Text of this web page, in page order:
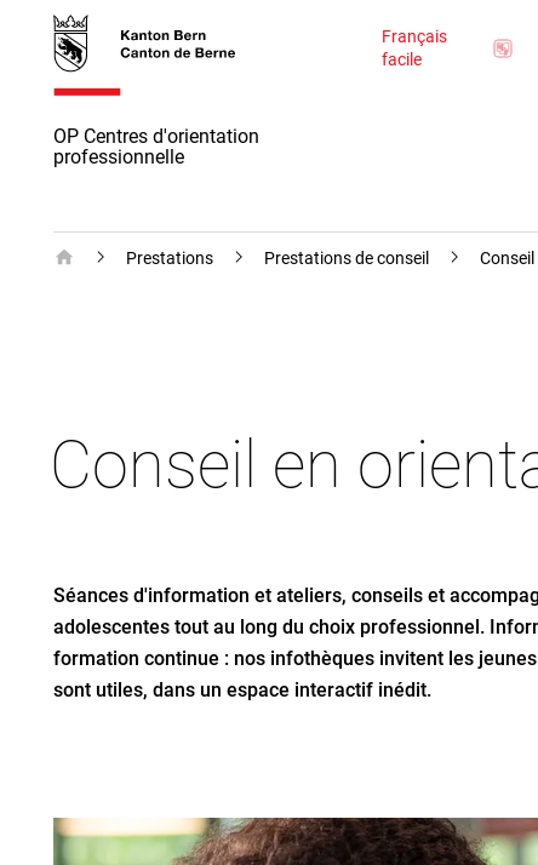
skiplink.toNavigation
skiplink.toStartPage
direct à
OP Centres d'orientation
professionnelle
Français
facile
Page d'accueil
Prestations Prestations de conseil
Conseil en
Séances d'information et ateliers, conseils et
adolescentes tout au long du choix professionnel.
formation continue : nos infothèques invitent les
sont utiles, dans un espace interactif inédit.